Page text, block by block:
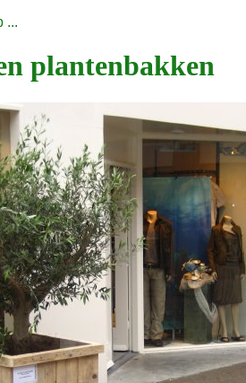
...
plantenbakken